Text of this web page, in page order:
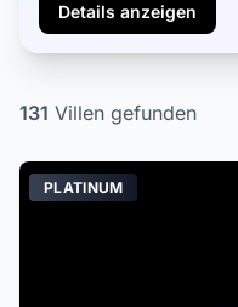
Details anzeigen
131 Villen gefunden
PLATINUM